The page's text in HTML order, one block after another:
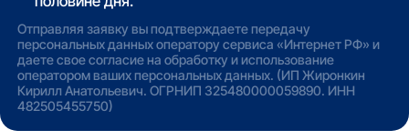
Отправляя заявку вы подтверждаете передачу
персональных данных оператору сервиса «Интернет РФ» и
даете свое согласие на обработку и использование
оператором ваших персональных данных. (ИП Жиронкин
Кирилл Анатольевич. ОГРНИП 325480000059890. ИНН
482505455750)